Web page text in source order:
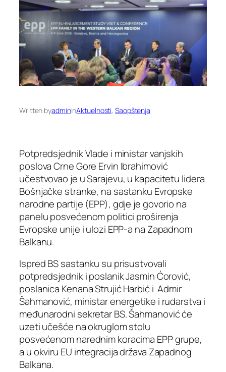
Written byadmininAktuelnosti, Saopštenja
Potpredsjednik Vlade i ministar vanjskih
poslova Crne Gore Ervin Ibrahimović
učestvovao je u Sarajevu, u kapacitetu lidera
Bošnjačke stranke, na sastanku Evropske
narodne partije (EPP), gdje je govorio na
panelu posvećenom politici proširenja
Evropske unije i ulozi EPP-a na Zapadnom
Balkanu.
Ispred BS sastanku su prisustvovali
potpredsjednik i poslanik Jasmin Ćorović,
poslanica Kenana Strujić Harbić i Admir
Šahmanović, ministar energetike i rudarstva i
međunarodni sekretar BS. Šahmanović će
uzeti učešće na okruglom stolu
posvećenom narednim koracima EPP grupe,
a u okviru EU integracija država Zapadnog
Balkana.